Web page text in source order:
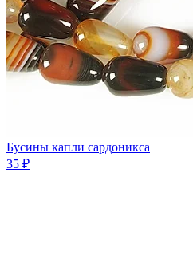
Бусины капли сардоникса
35 ₽